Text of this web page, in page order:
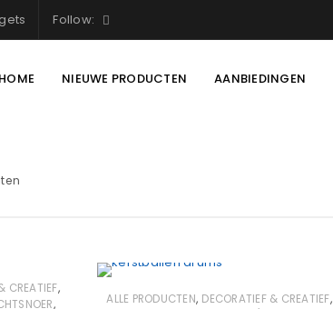
Follow:
HOME NIEUWE PRODUCTEN AANBIEDINGEN
CREATIEF,
, ALLE PRODUCTEN, DECORATIEF & CREATIEF,